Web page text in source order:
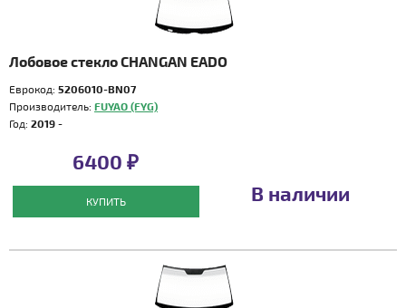
Лобовое стекло CHANGAN EADO
Еврокод: 5206010-BN07
Производитель: FUYAO (FYG)
Год: 2019 -
6400 ₽
КУПИТЬ В наличии